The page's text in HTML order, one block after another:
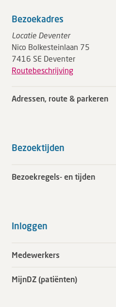
Bezoekadres
Locatie Deventer
Nico Bolkesteinlaan 75
7416 SE Deventer
Routebeschrijving
Adressen, route & parkeren
Bezoektijden
Bezoekregels- en tijden
Inloggen
Medewerkers
MijnDZ (patiënten)